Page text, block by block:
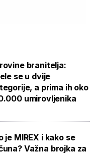
PROVJERITE
PONUDU
branitelja:
se u dvije
a prima ih oko
umirovljenika
je MIREX i kako se
Važna brojka za